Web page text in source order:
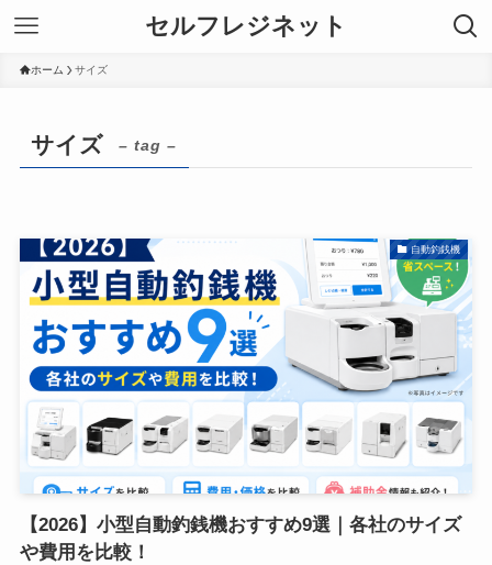
セルフレジネット
ホーム サイズ
サイズ – tag –
自動釣銭機
【2026】小型自動釣銭機おすすめ9選｜各社のサイズ
や費用を比較！